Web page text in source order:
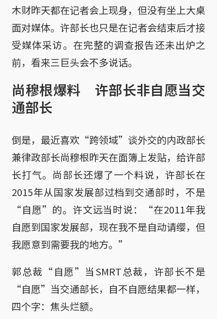
木财昨天都在记者会上现身，但没有坐上大桌
面对媒体。许部长也只是在记者会结束后才接
受媒体采访。在完整的调查报告还未出炉之
前，看来三巨头会不多说话。
尚穆根爆料 许部长非自愿当交
通部长
倒是，最近喜欢“跨领域”谈外交的内政部长
兼律政部长尚穆根昨天在面簿上发贴，给许部
长打气。尚部长还爆了一个料说，许部长在
2015年从国家发展部过档到交通部时，不是
“自愿”的。许文远当时说：“在2011年我
自愿到国家发展部，现在我不是自动请缨，但
我愿意到需要我的地方。”
郭总裁“自愿”当SMRT总裁，许部长不是
“自愿”当交通部长，自不自愿结果都一样，
四个字：焦头烂额。